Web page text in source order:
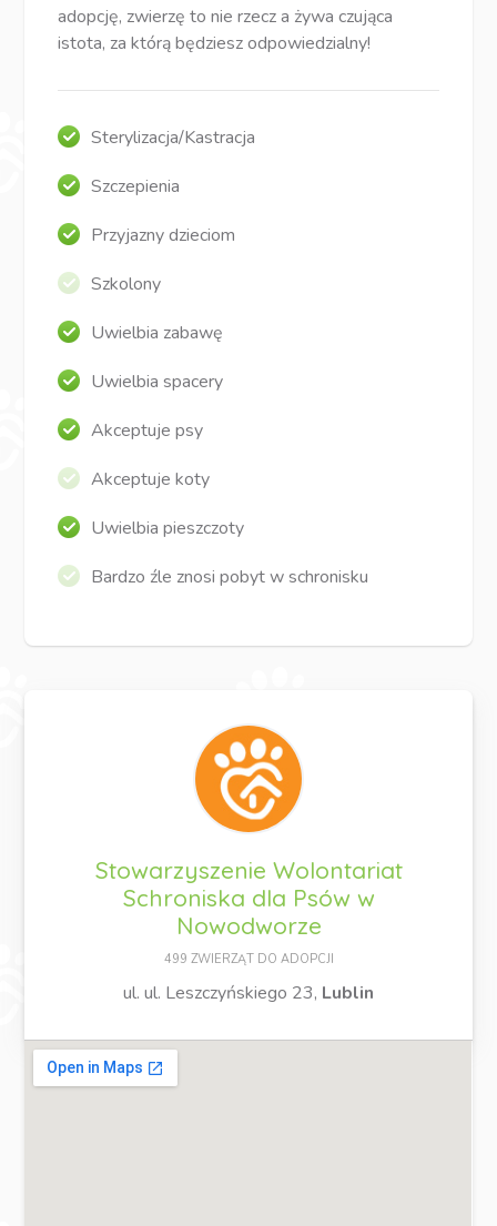
adopcję, zwierzę to nie rzecz a żywa czująca
istota, za którą będziesz odpowiedzialny!
Sterylizacja/Kastracja
Szczepienia
Przyjazny dzieciom
Szkolony
Uwielbia zabawę
Uwielbia spacery
Akceptuje psy
Akceptuje koty
Uwielbia pieszczoty
Bardzo źle znosi pobyt w schronisku
Stowarzyszenie Wolontariat
Schroniska dla Psów w
Nowodworze
499 ZWIERZĄT DO ADOPCJI
ul. ul. Leszczyńskiego 23, Lublin